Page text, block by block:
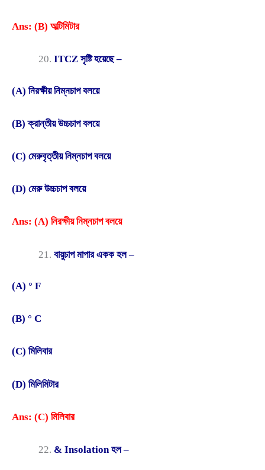
Ans: (B) অল্টিমিটার
ITCZ সৃষ্টি হয়েছে –
(A) নিরক্ষীয় নিম্নচাপ বলয়ে
(B) ক্রান্তীয় উচ্চচাপ বলয়ে
(C) মেরুবৃত্তীয় নিম্নচাপ বলয়ে
(D) মেরু উচ্চচাপ বলয়ে
Ans: (A) নিরক্ষীয় নিম্নচাপ বলয়ে
বায়ুচাপ মাপার একক হল –
(A) ° F
(B) ° C
(C) মিলিবার
(D) মিলিমিটার
Ans: (C) মিলিবার
& Insolation হল –